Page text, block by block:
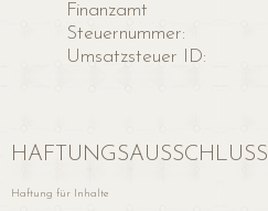
Finanzamt
Steuernummer:
Umsatzsteuer ID:
HAFTUNGSAUSSCHLUSS
Haftung für Inhalte